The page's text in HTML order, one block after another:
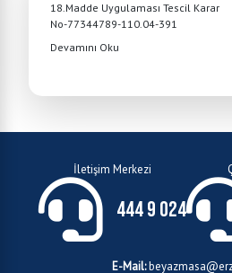
18.Madde Uygulaması Tescil Karar
No-77344789-110.04-391
Devamını Oku
İletişim Merkezi
444 9 024
E-Mail: